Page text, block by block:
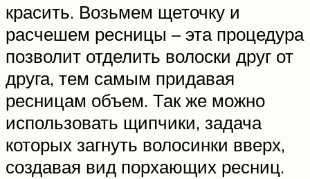
красить. Возьмем щеточку и
расчешем ресницы – эта процедура
позволит отделить волоски друг от
друга, тем самым придавая
ресницам объем. Так же можно
использовать щипчики, задача
которых загнуть волосинки вверх,
создавая вид порхающих ресниц.